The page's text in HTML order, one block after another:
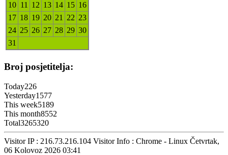
10 11 12 13 14 15 16
17 18 19 20 21 22 23
24 25 26 27 28 29 30
31
Broj posjetitelja:
Today226
Yesterday1577
This week5189
This month8552
Total3265320
Visitor IP : 216.73.216.104 Visitor Info : Chrome - Linux Četvrtak,
06 Kolovoz 2026 03:41